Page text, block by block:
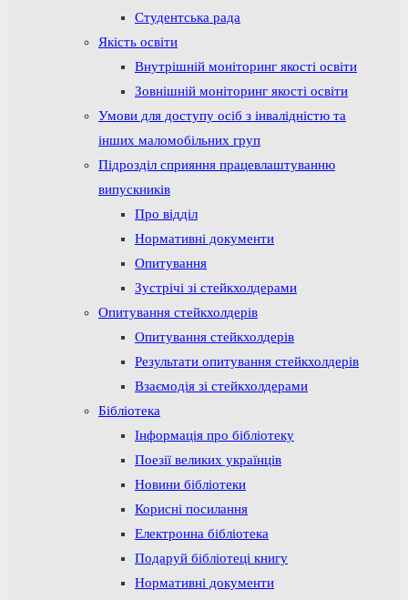
Студентська рада
Якість освіти
Внутрішній моніторинг якості освіти
Зовнішній моніторинг якості освіти
Умови для доступу осіб з інвалідністю та
інших маломобільних груп
Підрозділ сприяння працевлаштуванню
випускників
Про відділ
Нормативні документи
Опитування
Зустрічі зі стейкхолдерами
Опитування стейкхолдерів
Опитування стейкхолдерів
Результати опитування стейкхолдерів
Взаємодія зі стейкхолдерами
Бібліотека
Інформація про бібліотеку
Поезії великих українців
Новини бібліотеки
Корисні посилання
Електронна бібліотека
Подаруй бібліотеці книгу
Нормативні документи